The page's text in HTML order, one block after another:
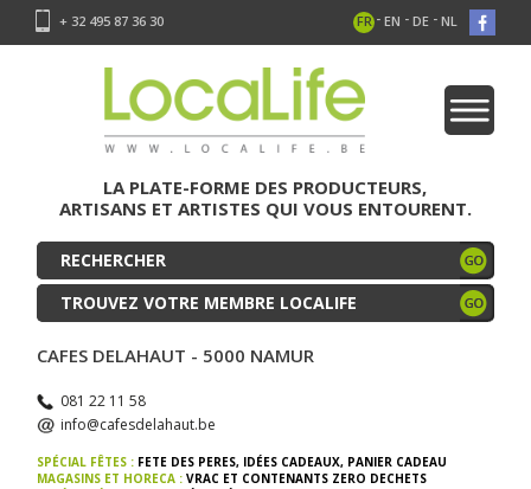
+ 32 495 87 36 30 FR - EN - DE - NL
LA PLATE-FORME DES PRODUCTEURS,
ARTISANS ET ARTISTES QUI VOUS ENTOURENT.
TROUVEZ VOTRE MEMBRE LOCALIFE
CAFES DELAHAUT - 5000 NAMUR
081 22 11 58
info@cafesdelahaut.be
SPÉCIAL FÊTES : FETE DES PERES, IDÉES CADEAUX, PANIER CADEAU
MAGASINS ET HORECA :VRAC ET CONTENANTS ZERO DECHETS